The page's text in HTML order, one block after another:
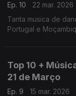
Ep. 10
22 mar. 2026
Tanta musica de dança nova. Novidades da Africa do Sul,
Portugal e
Top 10 +
21 de Março
Ep. 9
15 mar. 2026